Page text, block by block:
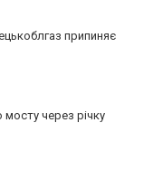
припиняє
через річку